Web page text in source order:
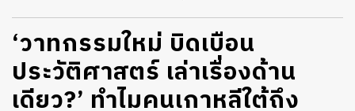
‘วาทกรรมใหม่ บิดเบือน
ประวัติศาสตร์ เล่าเรื่องด้าน
เดียว?’ ทำไมคนเกาหลีใต้ถึง